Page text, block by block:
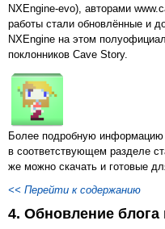
NXEngine-evo), авторами
работы стали обновлённые и
NXEngine на этом
поклонников Cave Story.
Более подробную информацию
в соответствующем разделе
же можно скачать и готовые
<< Перейти к содержанию
4. Обновление